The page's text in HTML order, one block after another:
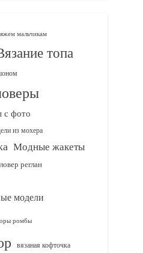
мальчикам
топа
с фото
из мохера
Модные жакеты
реглан
модели
ромбы
вязаная кофточка